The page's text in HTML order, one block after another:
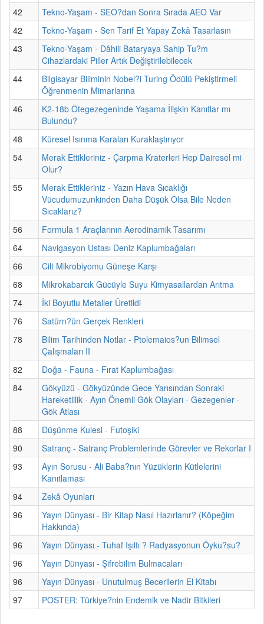
42
Tekno-Yaşam - SEO?dan Sonra Sırada AEO Var
42
Tekno-Yaşam - Sen Tarif Et Yapay Zekâ Tasarlasın
43
Tekno-Yaşam - Dâhili Bataryaya Sahip Tu?m
Cihazlardaki Piller Artık Değiştirilebilecek
44
Bilgisayar Biliminin Nobel?i Turing Ödülü Pekiştirmeli
Öğrenmenin Mimarlarına
46
K2-18b Ötegezegeninde Yaşama İlişkin Kanıtlar mı
Bulundu?
48
Küresel Isınma Karaları Kuraklaştırıyor
54
Merak Ettikleriniz - Çarpma Kraterleri Hep Dairesel mi
Olur?
55
Merak Ettikleriniz - Yazın Hava Sıcaklığı
Vücudumuzunkinden Daha Düşük Olsa Bile Neden
Sıcaklarız?
56
Formula 1 Araçlarının Aerodinamik Tasarımı
64
Navigasyon Ustası Deniz Kaplumbağaları
66
Cilt Mikrobiyomu Güneşe Karşı
68
Mikrokabarcık Gücüyle Suyu Kimyasallardan Arıtma
74
İki Boyutlu Metaller Üretildi
76
Satürn?ün Gerçek Renkleri
78
Bilim Tarihinden Notlar - Ptolemaios?un Bilimsel
Çalışmaları II
82
Doğa - Fauna - Fırat Kaplumbağası
84
Gökyüzü - Gökyüzünde Gece Yarısından Sonraki
Hareketlilik - Ayın Önemli Gök Olayları - Gezegenler -
Gök Atlası
88
Düşünme Kulesi - Futoşiki
90
Satranç - Satranç Problemlerinde Görevler ve Rekorlar I
93
Ayın Sorusu - Ali Baba?nın Yüzüklerin Kütlelerini
Kanıtlaması
94
Zekâ Oyunları
96
Yayın Dünyası - Bir Kitap Nasıl Hazırlanır? (Köpeğim
Hakkında)
96
Yayın Dünyası - Tuhaf Işıltı ? Radyasyonun Öyku?su?
96
Yayın Dünyası - Şifrebilim Bulmacaları
96
Yayın Dünyası - Unutulmuş Becerilerin El Kitabı
97
POSTER: Türkiye?nin Endemik ve Nadir Bitkileri